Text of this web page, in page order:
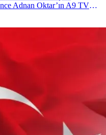
Adnan Oktar’ın A9 TV